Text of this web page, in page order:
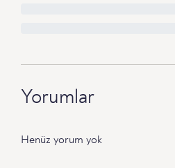
Yorumlar
Henüz yorum yok